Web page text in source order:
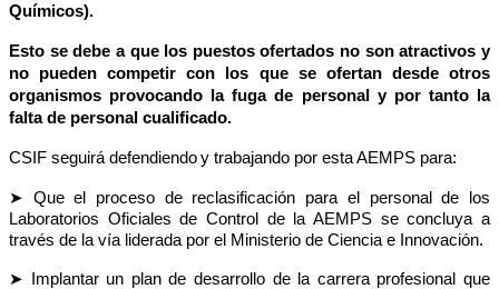
Químicos).
Esto se debe a que los puestos ofertados no son atractivos y
no pueden competir con los que se ofertan desde otros
organismos provocando la fuga de personal y por tanto la
falta de personal cualificado.
CSIF seguirá defendiendoy trabajando por esta AEMPS para:
➤ Que el proceso de reclasificación para el personal de los
Laboratorios Oficiales de Control de la AEMPS se concluya a
través de la vía liderada por el Ministerio de Ciencia e Innovación.
➤ Implantar un plan de desarrollo de la carrera profesional que